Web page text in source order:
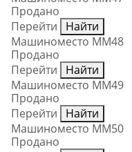
Продано
Перейти
Найти
Машиноместо ММ48
Продано
Перейти
Найти
Машиноместо ММ49
Продано
Перейти
Найти
Машиноместо ММ50
Продано